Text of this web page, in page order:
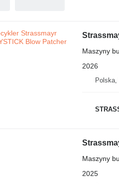
Maszyny
2026
Polska,
Maszyny
2025